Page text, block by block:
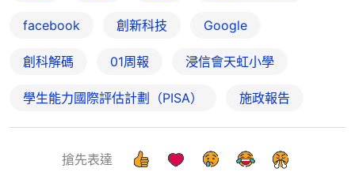
facebook 創新科技 Google
創科解碼 01周報 浸信會天虹小學
學生能力國際評估計劃（PISA） 施政報告
搶先表達